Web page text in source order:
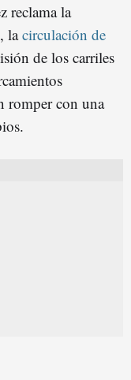
reclama la
, lacirculación de
de los carriles
romper con una